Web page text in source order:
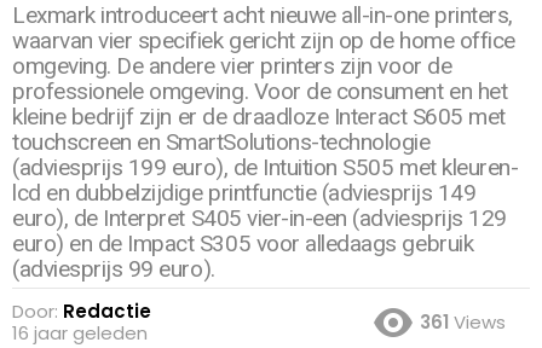
Lexmark introduceert acht nieuwe all-in-one printers,
waarvan vier specifiek gericht zijn op de home office
omgeving. De andere vier printers zijn voor de
professionele omgeving. Voor de consument en het
kleine bedrijf zijn er de draadloze Interact S605 met
touchscreen en SmartSolutions-technologie
(adviesprijs 199 euro), de Intuition S505 met kleuren-
lcd en dubbelzijdige printfunctie (adviesprijs 149
euro), de Interpret S405 vier-in-een (adviesprijs 129
euro) en de Impact S305 voor alledaags gebruik
(adviesprijs 99 euro).
Door: Redactie
16 jaar geleden
361 Views